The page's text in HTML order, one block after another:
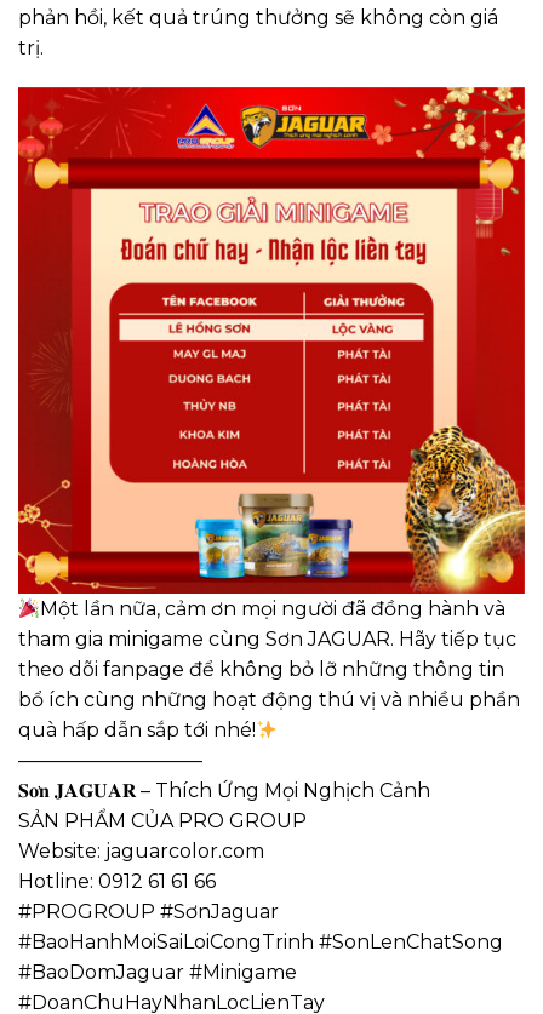
phản hồi, kết quả trúng thưởng sẽ không còn giá
trị.
Một lần nữa, cảm ơn mọi người đã đồng hành và
tham gia minigame cùng Sơn JAGUAR. Hãy tiếp tục
theo dõi fanpage để không bỏ lỡ những thông tin
bổ ích cùng những hoạt động thú vị và nhiều phần
quà hấp dẫn sắp tới nhé!
—————————–
𝐒𝐨̛𝐧 𝐉𝐀𝐆𝐔𝐀𝐑 – Thích Ứng Mọi Nghịch Cảnh
SẢN PHẨM CỦA PRO GROUP
Website: jaguarcolor.com
Hotline: 0912 61 61 66
#PROGROUP #SơnJaguar
#BaoHanhMoiSaiLoiCongTrinh #SonLenChatSong
#BaoDomJaguar #Minigame
#DoanChuHayNhanLocLienTay